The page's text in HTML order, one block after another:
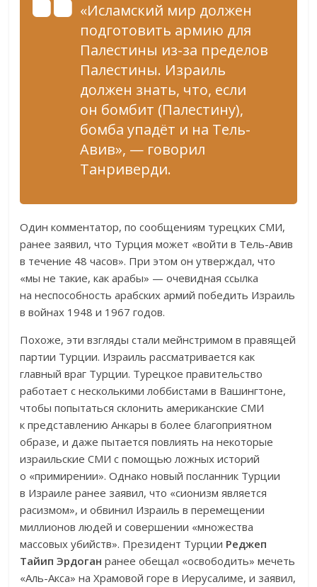
«Исламский мир должен
подготовить армию для
Палестины из-за пределов
Палестины. Израиль
должен знать, что, если
он бомбит (Палестину),
бомба упадёт и на Тель-
Авив», — говорил
Танриверди.
Один комментатор, по сообщениям турецких СМИ,
ранее заявил, что Турция может «войти в Тель-Авив
в течение 48 часов». При этом он утверждал, что
«мы не такие, как арабы» — очевидная ссылка
на неспособность арабских армий победить Израиль
в войнах 1948 и 1967 годов.
Похоже, эти взгляды стали мейнстримом в правящей
партии Турции. Израиль рассматривается как
главный враг Турции. Турецкое правительство
работает с несколькими лоббистами в Вашингтоне,
чтобы попытаться склонить американские СМИ
к представлению Анкары в более благоприятном
образе, и даже пытается повлиять на некоторые
израильские СМИ с помощью ложных историй
о «примирении». Однако новый посланник Турции
в Израиле ранее заявил, что «сионизм является
расизмом», и обвинил Израиль в перемещении
миллионов людей и совершении «множества
массовых убийств». Президент Турции Реджеп
Тайип Эрдоган ранее обещал «освободить» мечеть
«Аль-Акса» на Храмовой горе в Иерусалиме, и заявил,